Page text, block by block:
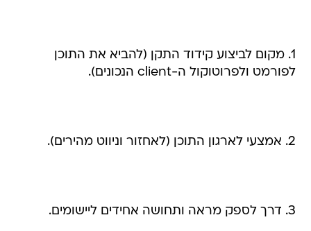
1. מקום לביצוע קידוד התקן (להביא את התוכן
לפורמט ולפרוטוקול ה-client הנכונים).
2. אמצעי לארגון התוכן (לאחזור וניווט מהירים).
3. דרך לספק מראה ותחושה אחידים ליישומים.